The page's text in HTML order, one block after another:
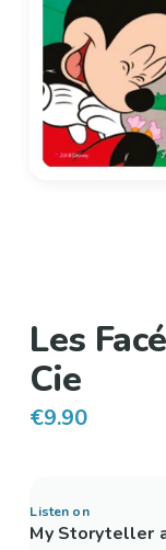
Les
Cie
€9.90
Listen on
My Storyteller